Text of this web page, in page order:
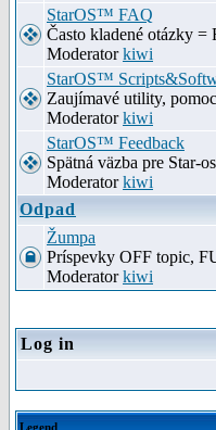
StarOS™ FAQ
Často kladené otázky =
Moderatorkiwi
StarOS™
Zaujímavé utility,
Moderatorkiwi
StarOS™ Feedback
Spätná väzba pre Star-
Moderatorkiwi
Odpad
Žumpa
Príspevky OFF topic,
Moderatorkiwi
Log in
Legend